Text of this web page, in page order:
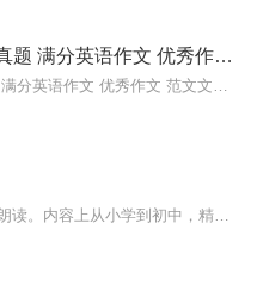
全国中考英语作文真题 满分英语作文 优秀作文 范文